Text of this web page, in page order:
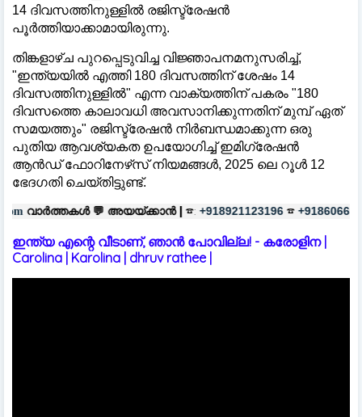
14 ദിവസത്തിനുള്ളിൽ രജിസ്ട്രേഷൻ
പൂർത്തിയാക്കാമായിരുന്നു.
തിങ്കളാഴ്ച പുറപ്പെടുവിച്ച വിജ്ഞാപനമനുസരിച്ച്,
"ഇന്ത്യയിൽ എത്തി 180 ദിവസത്തിന് ശേഷം 14
ദിവസത്തിനുള്ളിൽ" എന്ന വാക്യത്തിന് പകരം "180
ദിവസത്തെ കാലാവധി അവസാനിക്കുന്നതിന് മുമ്പ് ഏത്
സമയത്തും" രജിസ്ട്രേഷൻ നിർബന്ധമാക്കുന്ന ഒരു
പുതിയ ആവശ്യകത ഉപയോഗിച്ച് ഇമിഗ്രേഷൻ
ആൻഡ് ഫോറിനേഴ്‌സ് നിയമങ്ങൾ, 2025 ലെ റൂൾ 12
ഭേദഗതി ചെയ്തിട്ടുണ്ട്.
അയയ്ക്കാൻ | ☎: +918921123196 ☎ +918606657037
ഇന്ത്യ എന്റെ വീടാണ്, ഞാൻ പോവില്ല! - കരോളിന |
Carolina | Karolina | dhruv rathee |